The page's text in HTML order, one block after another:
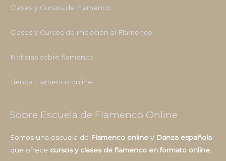
Clases y Cursos de Flamenco
Clases y Cursos de iniciación al Flamenco
Noticias sobre flamenco
Tienda Flamenco online
Sobre Escuela de Flamenco Online
Somos una escuela de Flamenco online y Danza española
que ofrece cursos y clases de flamenco en formato online.